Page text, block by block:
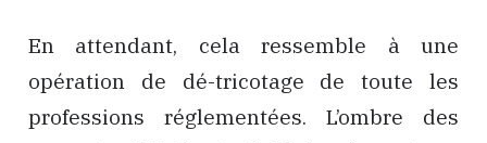
En attendant, cela ressemble à une
opération de dé-tricotage de toute les
professions réglementées. L’ombre des